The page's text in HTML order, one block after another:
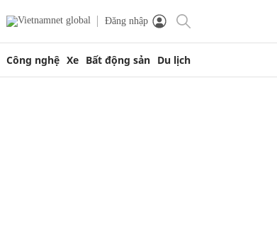
Đăng nhập
Công nghệ Xe Bất động sản Du lịch